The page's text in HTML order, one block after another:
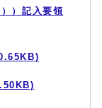
）記入要領